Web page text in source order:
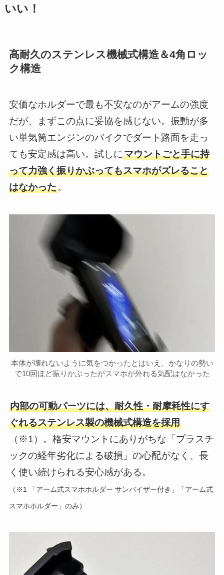
いい！
高耐久のステンレス機械式構造＆4角ロッ
ク構造
安価なホルダーで最も不安なのがアームの強度
だが、まずこの点に妥協を感じない。振動が多
い単気筒エンジンのバイクでダート路面を走っ
ても安定感は高い。試しにマウントごと手に持
って力強く振りかぶってもスマホがズレること
はなかった。
本体が壊れないように気をつかったとはいえ、かなりの勢い
で10回ほど振りかぶったがスマホが外れる気配はなかった
内部の可動パーツには、耐久性・耐摩耗性にす
ぐれるステンレス製の機械式構造を採用
（※1）。格安マウントにありがちな「プラスチ
ックの経年劣化による破損」の心配がなく、長
く使い続けられる安心感がある。
（※1 「アーム式スマホホルダー サンバイザー付き」「アーム式
スマホホルダー」のみ）